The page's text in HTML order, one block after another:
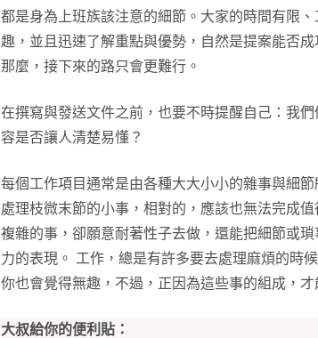
都是身為上班族該注意的細節。大家的時間有限
趣，並且迅速了解重點與優勢，自然是提案能否
那麼，接下來的路只會更難行。
在撰寫與發送文件之前，也要不時提醒自己：我
容是否讓人清楚易懂？
每個工作項目通常是由各種大大小小的雜事與細
處理枝微末節的小事，相對的，應該也無法完成
複雜的事，卻願意耐著性子去做，還能把細節或
力的表現。 工作，總是有許多要去處理麻煩的時
你也會覺得無趣，不過，正因為這些事的組成，
大叔給你的便利貼：